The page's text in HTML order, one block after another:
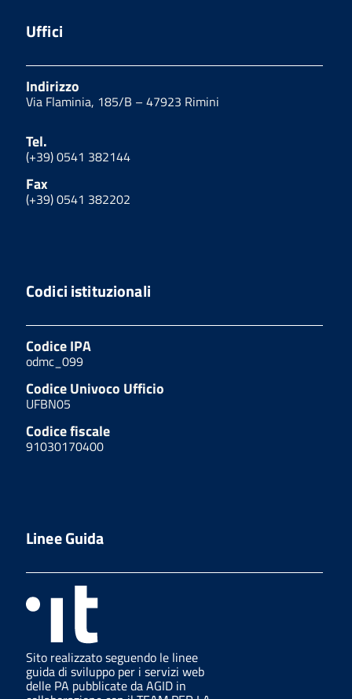
Uffici
Indirizzo
Via Flaminia, 185/B – 47923 Rimini
Tel.
(+39) 0541 382144
Fax
(+39) 0541 382202
Codici istituzionali
Codice IPA
odmc_099
Codice Univoco Ufficio
UFBN05
Codice fiscale
91030170400
Linee Guida
Sito realizzato seguendo le linee
guida di sviluppo per i servizi web
delle PA pubblicate da AGID in